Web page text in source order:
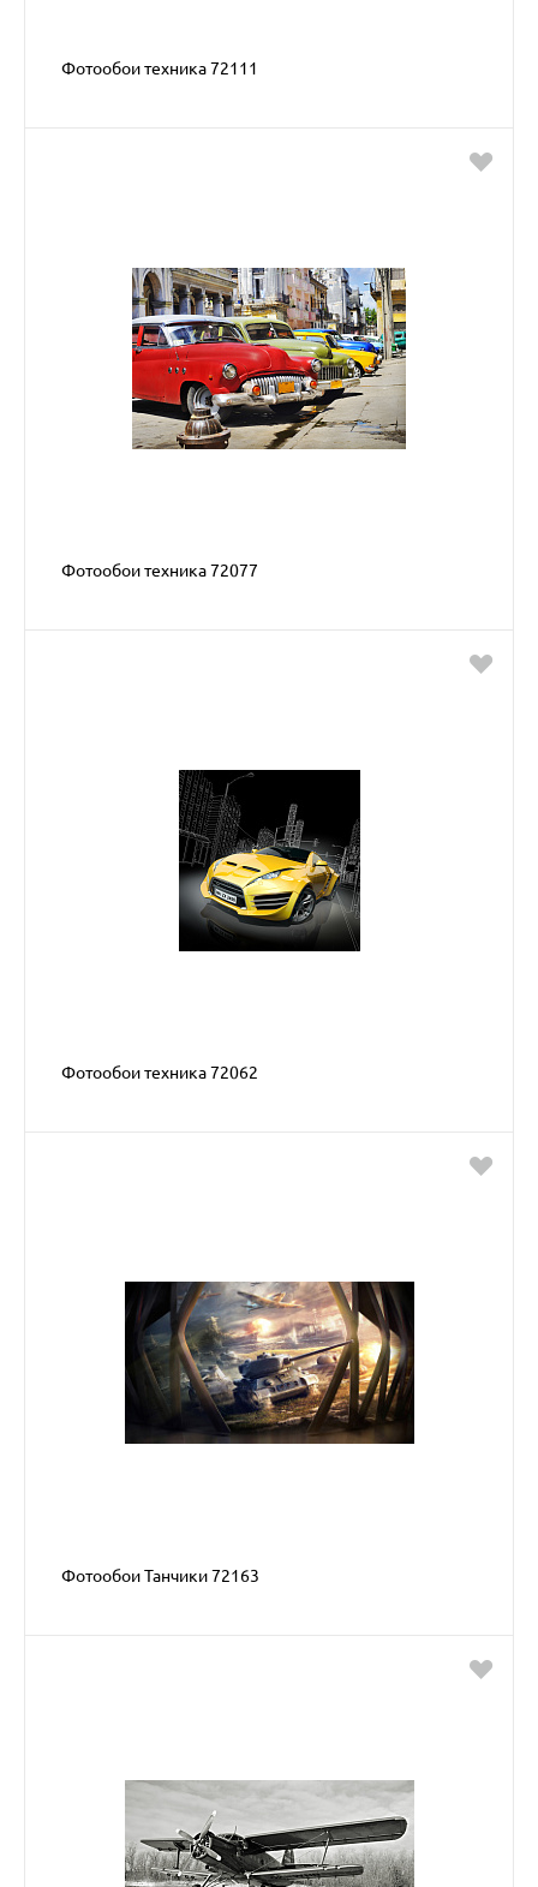
Фотообои техника 72111
Фотообои техника 72077
Фотообои техника 72062
Фотообои Танчики 72163